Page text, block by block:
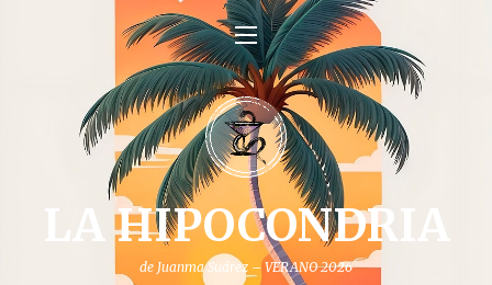
LA HIPOCONDRIA
de Juanma Suárez – VERANO 2026